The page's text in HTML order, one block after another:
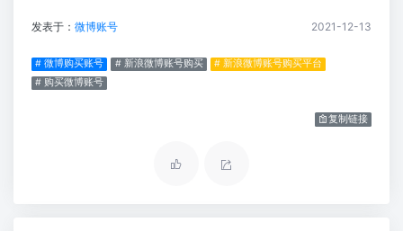
发表于： 微博账号 2021-12-13
# 微博购买账号 # 新浪微博账号购买
# 新浪微博账号购买平台
# 购买微博账号
复制链接